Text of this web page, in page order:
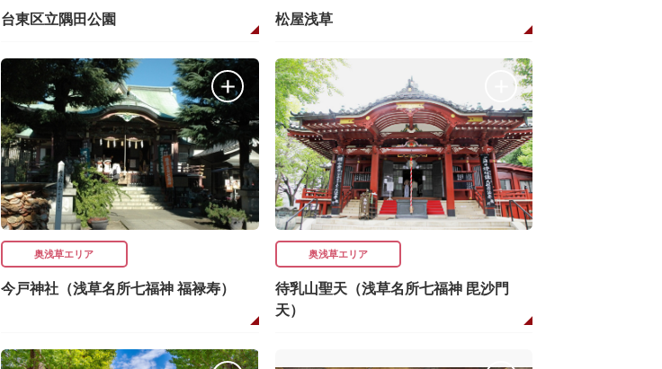
台東区立隅田公園 松屋浅草
奥浅草エリア
今戸神社（浅草名所七福神 福禄寿）
奥浅草エリア
待乳山聖天（浅草名所七福神 毘沙門
天）